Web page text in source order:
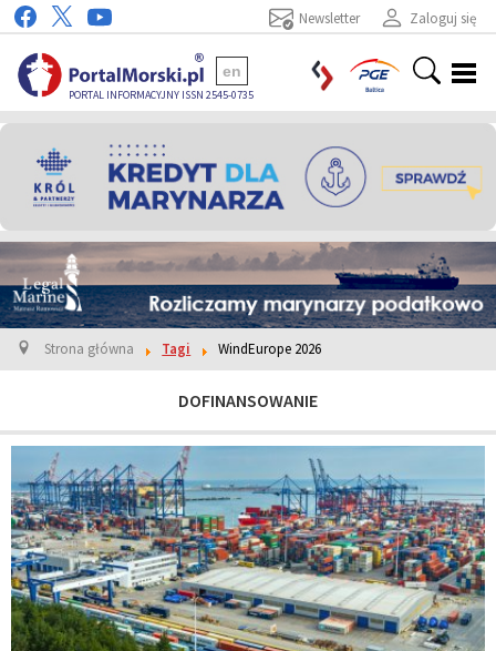
Zaloguj się
Newsletter
PORTAL INFORMACYJNY ISSN 2545-0735
en
Strona główna Tagi WindEurope 2026
DOFINANSOWANIE